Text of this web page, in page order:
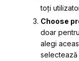
toți
Choose
doar
alegi
selectează